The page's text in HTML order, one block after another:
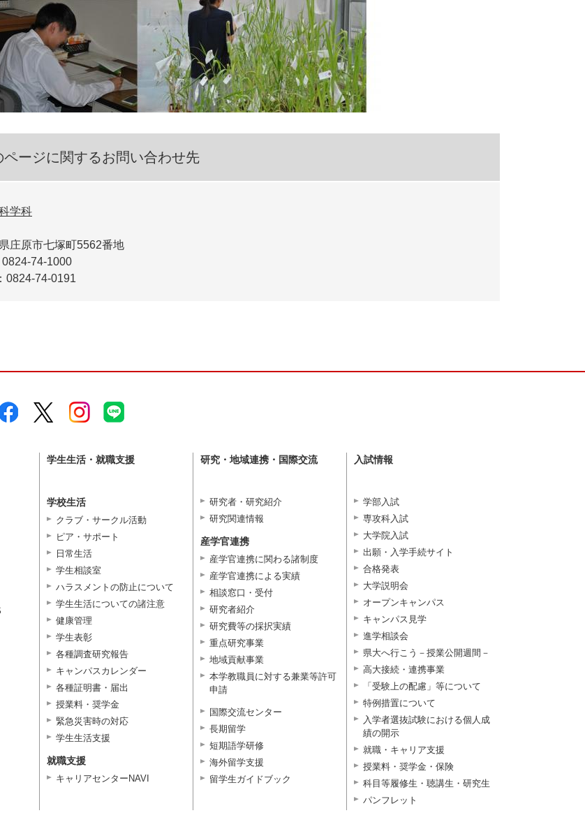
ページに関するお問い合わせ先
学科
庄原市七塚町5562番地
0824-74-1000
0824-74-0191
学生生活・就職支援
学校生活
クラブ・サークル活動
ピア・サポート
日常生活
学生相談室
ハラスメントの防止について
学生生活についての諸注意
健康管理
学生表彰
各種調査研究報告
キャンパスカレンダー
各種証明書・届出
授業料・奨学金
緊急災害時の対応
学生生活支援
就職支援
キャリアセンターNAVI
研究・地域連携・国際交流
研究者・研究紹介
研究関連情報
産学官連携
産学官連携に関わる諸制度
産学官連携による実績
相談窓口・受付
研究者紹介
研究費等の採択実績
重点研究事業
地域貢献事業
本学教職員に対する兼業等許可
申請
国際交流センター
長期留学
短期語学研修
海外留学支援
留学生ガイドブック
入試情報
学部入試
専攻科入試
大学院入試
出願・入学手続サイト
合格発表
大学説明会
オープンキャンパス
キャンパス見学
進学相談会
県大へ行こう－授業公開週間－
高大接続・連携事業
「受験上の配慮」等について
特例措置について
入学者選抜試験における個人成
績の開示
就職・キャリア支援
授業料・奨学金・保険
科目等履修生・聴講生・研究生
パンフレット